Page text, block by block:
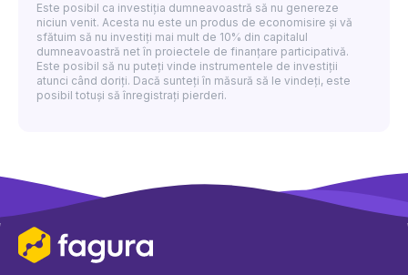
Este posibil ca investiția dumneavoastră să nu genereze
niciun venit. Acesta nu este un produs de economisire și vă
sfătuim să nu investiți mai mult de 10% din capitalul
dumneavoastră net în proiectele de finanțare participativă.
Este posibil să nu puteți vinde instrumentele de investiții
atunci când doriți. Dacă sunteți în măsură să le vindeți, este
posibil totuși să înregistrați pierderi.